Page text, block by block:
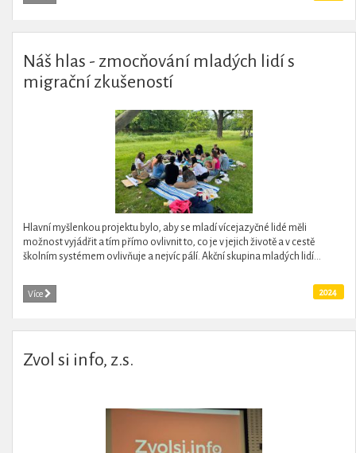
Náš hlas - zmocňování mladých lidí s
migrační zkušeností
Hlavní myšlenkou projektu bylo, aby se mladí vícejazyčné lidé měli
možnost vyjádřit a tím přímo ovlivnit to, co je v jejich životě a v cestě
školním systémem ovlivňuje a nejvíc pálí. Akční skupina mladých lidí...
Více 2024
Zvol si info, z.s.